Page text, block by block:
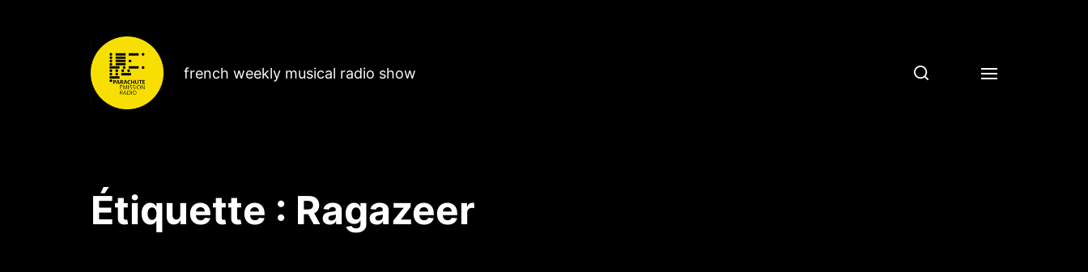
french weekly musical radio show
Étiquette : Ragazeer